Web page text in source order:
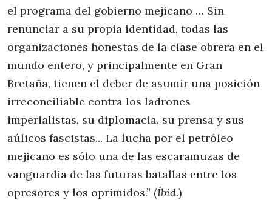
el programa del gobierno mejicano … Sin
renunciar a su propia identidad, todas las
organizaciones honestas de la clase obrera en el
mundo entero, y principalmente en Gran
Bretaña, tienen el deber de asumir una posición
irreconciliable contra los ladrones
imperialistas, su diplomacia, su prensa y sus
aúlicos fascistas... La lucha por el petróleo
mejicano es sólo una de las escaramuzas de
vanguardia de las futuras batallas entre los
opresores y los oprimidos.” (Íbid.)